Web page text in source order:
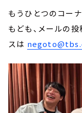
もうひとつのコー
もども、メールの
スは